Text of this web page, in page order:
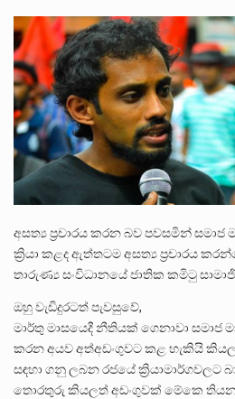
අසත්‍ය ප්‍රචාරය කරන බව පවසමින්
ක්‍රියා කළද ඇත්තටම අසත්‍ය ප්‍රචාරය
තාරුණ්‍ය සංවිධානයේ ජාතික කමිටු
ඔහු වැඩිදුරටත් පැවසුවේ,
මාර්තු මාසයෙදී නීතියක් ගෙනාවා සමාජ
කරන අයව අත්අඩංගුවට කළ හැකියි
සඳහා ගනු ලබන රජයේ ක්‍රියාමාර්ගවලට
තොරතුරු කියලත් අඩංගුවක් මේකෙ